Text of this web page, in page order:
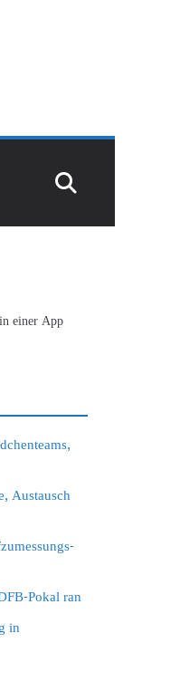
einer App
Austausch
Pokal ran
in